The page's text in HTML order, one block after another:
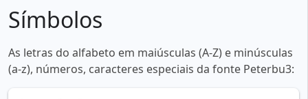
Símbolos
As letras do alfabeto em maiúsculas (A-Z) e minúsculas
(a-z), números, caracteres especiais da fonte Peterbu3: